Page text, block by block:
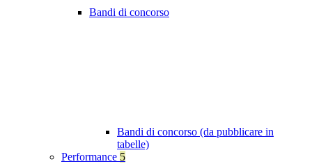
Bandi di concorso
Bandi di concorso (da pubblicare in
tabelle)
Performance 5